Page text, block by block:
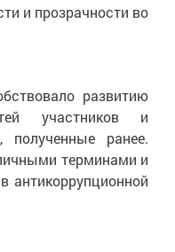
и прозрачности во
развитию
участников и
полученные ранее.
терминами и
антикоррупционной